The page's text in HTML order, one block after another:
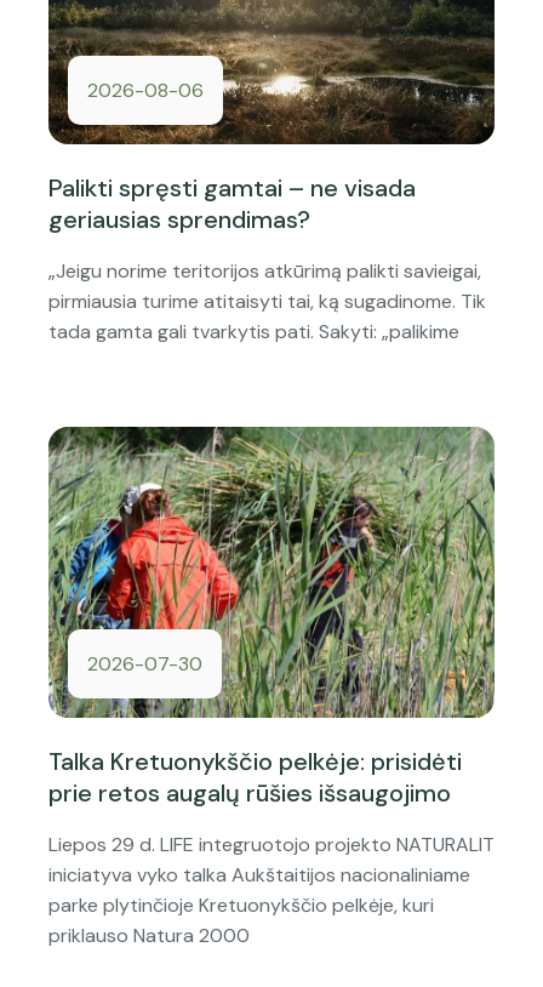
2026-08-06
Palikti spręsti gamtai – ne visada
geriausias sprendimas?
„Jeigu norime teritorijos atkūrimą palikti savieigai,
pirmiausia turime atitaisyti tai, ką sugadinome. Tik
tada gamta gali tvarkytis pati. Sakyti: „palikime
2026-07-30
Talka Kretuonykščio pelkėje: prisidėti
prie retos augalų rūšies išsaugojimo
Liepos 29 d. LIFE integruotojo projekto NATURALIT
iniciatyva vyko talka Aukštaitijos nacionaliniame
parke plytinčioje Kretuonykščio pelkėje, kuri
priklauso Natura 2000